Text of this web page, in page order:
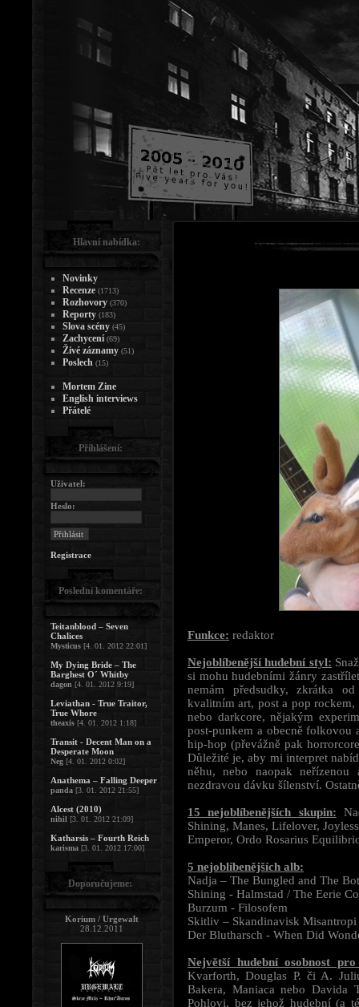
Funkce: redaktor
Nejoblíbenější hudební styl:
si mohu hudebními žánry
nemám předsudky, zkrátka
kvalitním art, post a pop
nebo darkcore, nějakým
post-punkem a obecně
hip-hop (převážně pak
Důležité je, aby mi interpret
něhu, nebo naopak
nezdravou dávku šílenství.
15 nejoblíbenějších skupin:
Shining, Manes, Lifelover,
Emperor, Ordo Rosarius
5 nejoblíbenějších alb:
Nadja – The Bungled and The
Shining - Halmstad / The Eerie
Burzum - Filosofem
Skitliv – Skandinavisk Misantropi
Der Blutharsch - When Did
Největší hudební osobnost
Kvarforth, Douglas P. či A.
Bakera, Maniaca nebo Davida
Pohlovi, bez jehož hudební (a
Hlavní nabídka:
Novinky
Recenze (1713)
Rozhovory (370)
Reporty (183)
Slova scény (45)
Zachycení (69)
Živé záznamy (51)
Poslech (15)
Mortem Zine
English interviews
Přátelé
Přihlášení:
Uživatel:
Heslo:
Registrace
Poslední komentáře:
Teitanblood – Seven
Chalices
Mysticus [4. 01. 2012 22:01]
My Dying Bride – The
Barghest O´ Whitby
dagon [4. 01. 2012 9:19]
Leviathan - True Traitor,
True Whore
theaxis [4. 01. 2012 1:18]
Transit - Decent Man on a
Desperate Moon
Neg [4. 01. 2012 0:02]
Anathema – Falling Deeper
panda [3. 01. 2012 21:55]
Alcest (2010)
nihil [3. 01. 2012 21:09]
Katharsis – Fourth Reich
karisma [3. 01. 2012 17:00]
Doporučujeme:
Korium / Urgewalt
28.12.2011